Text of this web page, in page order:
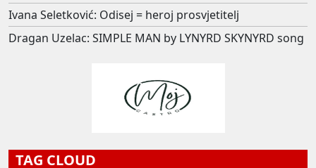
Ivana Seletković: Odisej = heroj prosvjetitelj
Dragan Uzelac: SIMPLE MAN by LYNYRD SKYNYRD song
TAG CLOUD